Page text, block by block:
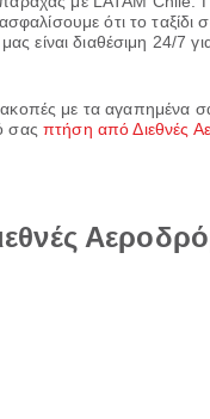
ότι το ταξίδι
είναι διαθέσιμη 24/7
με τα αγαπημένα
σαςπτήση από Διεθνές